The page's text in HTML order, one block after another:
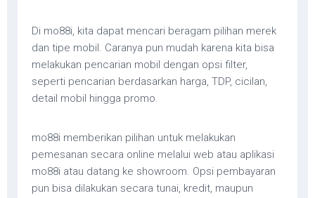
Di mo88i, kita dapat mencari beragam pilihan merek
dan tipe mobil. Caranya pun mudah karena kita bisa
melakukan pencarian mobil dengan opsi filter,
seperti pencarian berdasarkan harga, TDP, cicilan,
detail mobil hingga promo.
mo88i memberikan pilihan untuk melakukan
pemesanan secara online melalui web atau aplikasi
mo88i atau datang ke showroom. Opsi pembayaran
pun bisa dilakukan secara tunai, kredit, maupun